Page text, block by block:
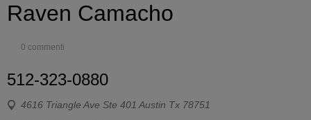
Raven Camacho
0 commenti
512-323-0880
4616 Triangle Ave Ste 401 Austin Tx 78751